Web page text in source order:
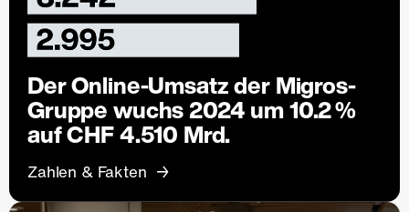
Der Online-Umsatz der Migros-
Gruppe wuchs 2024 um 10.2 %
auf CHF 4.510 Mrd.
Zahlen & Fakten